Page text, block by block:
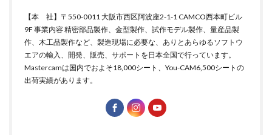
【本 社】〒550-0011 大阪市西区阿波座2-1-1 CAMCO西本町ビル
9F 事業内容 精密部品製作、金型製作、試作モデル製作、量産品製
作、木工品製作など、製造現場に必要な、ありとあらゆるソフトウ
エアの輸入、開発、販売、サポートを日本全国で行っています。
Mastercamは国内でおよそ18,000シート、You-CAM6,500シートの
出荷実績があります。